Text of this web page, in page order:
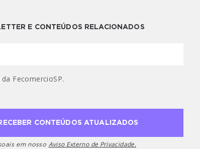
E CONTEÚDOS RELACIONADOS
FecomercioSP.
em nosso Aviso Externo de Privacidade.